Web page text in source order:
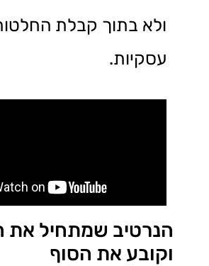
ולא בתוך קבלת
עסקיות.
הנרטיב שמתחיל את
וקובע את הסוף